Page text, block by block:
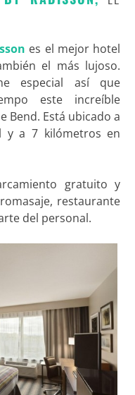
es el mejor hotel
el más lujoso.
especial así que
este increíble
Bend. Está ubicado a
y a 7 kilómetros en
gratuito y
restaurante
del personal.